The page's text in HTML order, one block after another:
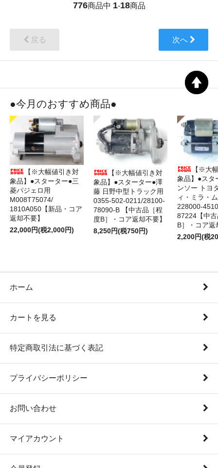
776商品中 1-18商品
戻る 次へ
●今月のおすすめ商品●
【※大幅値引き対
象品】●スターター●三
菱パジェロ用
M008T75074/
1810A050【新品・コア
返却不要】
22,000円(税2,000円)
【※大幅値引き対
象品】●スターター●澤
藤 日野中型トラック用
0355-502-0211/28100-
78090-B 【中古品［程
度B］・コア返却不要】
8,250円(税750円)
【※大
象品】●スタ
ンソー トヨ
ィ・ミラ・
87224【中
B］・コア返
2,200円(税
ホーム
カートを見る
特定商取引法に基づく表記
プライバシーポリシー
お問い合わせ
マイアカウント